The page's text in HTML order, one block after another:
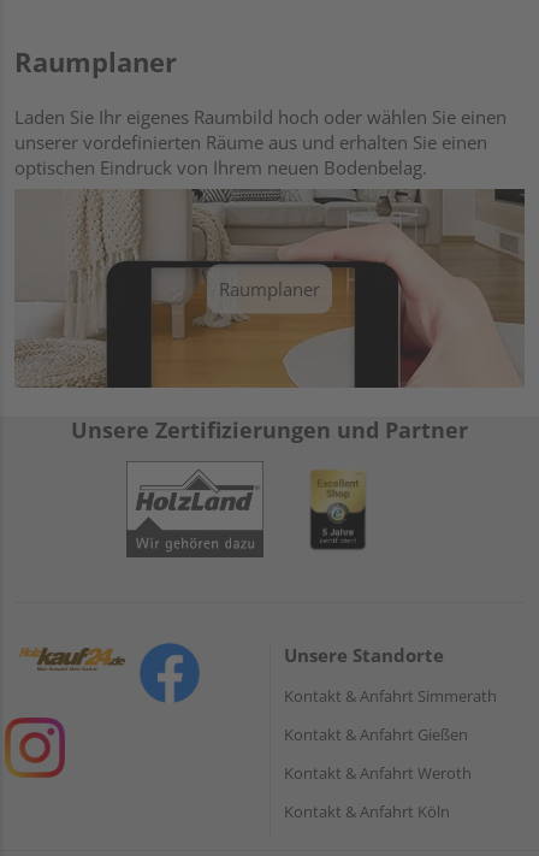
Raumplaner
Laden Sie Ihr eigenes Raumbild hoch oder wählen Sie einen
unserer vordefinierten Räume aus und erhalten Sie einen
optischen Eindruck von Ihrem neuen Bodenbelag.
Raumplaner
Unsere Zertifizierungen und Partner
Unsere Standorte
Kontakt & Anfahrt Simmerath
Kontakt & Anfahrt Gießen
Kontakt & Anfahrt Weroth
Kontakt & Anfahrt Köln